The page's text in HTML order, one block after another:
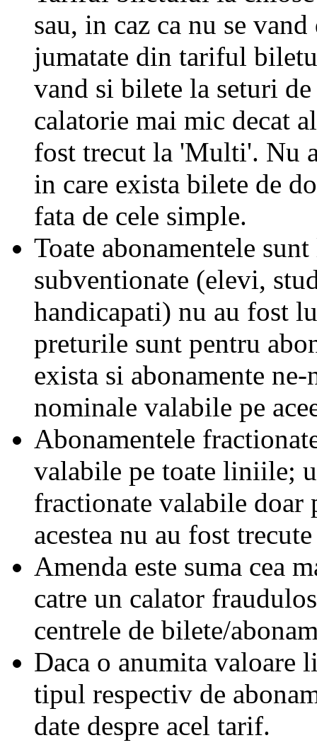
sau, in caz ca nu se
jumatate din tariful
vand si bilete la seturi
calatorie mai mic decat
fost trecut la 'Multi'. Nu
in care exista bilete de
fata de cele simple.
Toate abonamentele
subventionate (elevi,
handicapati) nu au fost
preturile sunt pentru
exista si abonamente
nominale valabile pe
Abonamentele
valabile pe toate liniile;
fractionate valabile doar
acestea nu au fost
Amenda este suma cea
catre un calator
centrele de bilete/
Daca o anumita valoare
tipul respectiv de
date despre acel tarif.